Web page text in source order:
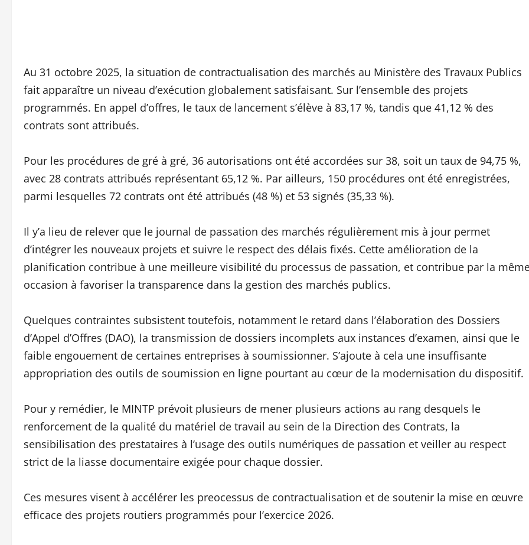
Au 31 octobre 2025, la situation de contractualisation des marchés au Ministère des Travaux Publics
fait apparaître un niveau d’exécution globalement satisfaisant. Sur l’ensemble des projets
programmés. En appel d’offres, le taux de lancement s’élève à 83,17 %, tandis que 41,12 % des
contrats sont attribués.
Pour les procédures de gré à gré, 36 autorisations ont été accordées sur 38, soit un taux de 94,75 %,
avec 28 contrats attribués représentant 65,12 %. Par ailleurs, 150 procédures ont été enregistrées,
parmi lesquelles 72 contrats ont été attribués (48 %) et 53 signés (35,33 %).
Il y’a lieu de relever que le journal de passation des marchés régulièrement mis à jour permet
d’intégrer les nouveaux projets et suivre le respect des délais fixés. Cette amélioration de la
planification contribue à une meilleure visibilité du processus de passation, et contribue par la
occasion à favoriser la transparence dans la gestion des marchés publics.
Quelques contraintes subsistent toutefois, notamment le retard dans l’élaboration des Dossiers
d’Appel d’Offres (DAO), la transmission de dossiers incomplets aux instances d’examen, ainsi que le
faible engouement de certaines entreprises à soumissionner. S’ajoute à cela une insuffisante
appropriation des outils de soumission en ligne pourtant au cœur de la modernisation du dispositif.
Pour y remédier, le MINTP prévoit plusieurs de mener plusieurs actions au rang desquels le
renforcement de la qualité du matériel de travail au sein de la Direction des Contrats, la
sensibilisation des prestataires à l’usage des outils numériques de passation et veiller au respect
strict de la liasse documentaire exigée pour chaque dossier.
Ces mesures visent à accélérer les preocessus de contractualisation et de soutenir la mise en œuvre
efficace des projets routiers programmés pour l’exercice 2026.